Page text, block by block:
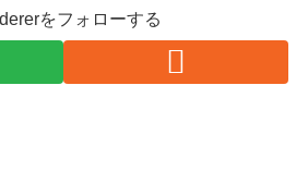
をフォローする